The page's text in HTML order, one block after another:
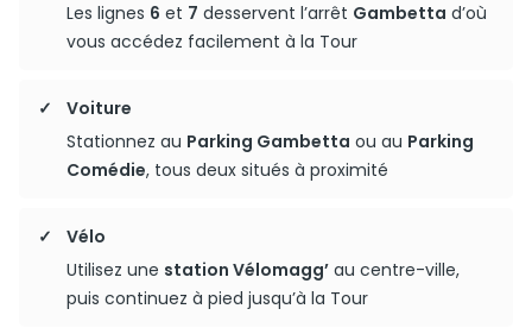
Les lignes 6 et 7 desservent l’arrêt Gambetta d’où
vous accédez facilement à la Tour
Voiture
Stationnez au Parking Gambetta ou au Parking
Comédie, tous deux situés à proximité
Vélo
Utilisez une station Vélomagg’ au centre-ville,
puis continuez à pied jusqu’à la Tour